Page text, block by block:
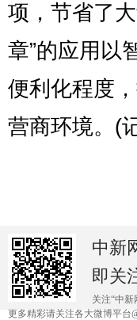
项，节省了
章”的应用以
便利化程度
营商环境。(
中新
即关
关注“中新
更多精彩请关注各大微博平台